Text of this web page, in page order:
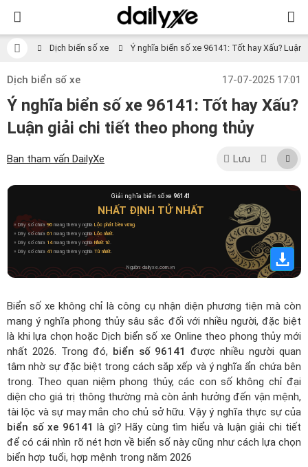
Dịch biển số xe Ý nghĩa biển số xe 96141: Tốt hay Xấu?
Dịch biển số xe 17-07-2025 17:01
Ý nghĩa biển số xe 96141: Tốt hay Xấu?
Luận giải chi tiết theo phong thủy
Ban tham vấn DailyXe Lưu
Giải nghĩa biển số xe 96141
NHẤT ĐỊNH TỬ NHẤT
» Dãy số chứa96 mang thêm ý nghĩa Lộc phát bền vững.
» Dãy số chứa 61 mang thêm ý nghĩaLộc nhất.
» Dãy số chứa 14mang thêm ý nghĩaNhất tử.
» Dãy số chứa 41 mang thêm ý nghĩa Tử nhất.
Nguồn: dailyxe.com.vn
Biển số xe không chỉ là công cụ nhận diện phương tiện mà còn
mang ý nghĩa phong thủy sâu sắc đối với nhiều người, đặc biệt
là khi lựa chọn hoặcDịch biển số xe Online theo phong thủy mới
nhất 2026. Trong đó, biển số 96141 được nhiều người quan
tâm nhờ sự đặc biệt trong cách sắp xếp và ý nghĩa ẩn chứa bên
trong. Theo quan niệm phong thủy, các con số không chỉ đại
diện cho giá trị thông thường mà còn ảnh hưởng đến vận mệnh,
tài lộc và sự may mắn cho chủ sở hữu. Vậy ý nghĩa thực sự của
biển số xe 96141 là gì? Hãy cùng tìm hiểu và luận giải chi tiết
để có cái nhìn rõ nét hơn về biển số này cũng như cách lựa chọn
biển hợp tuổi, hợp mệnh trong năm 2026